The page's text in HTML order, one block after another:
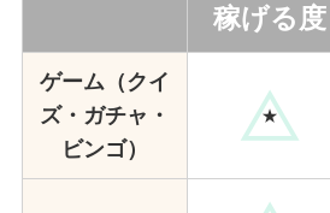
稼げる度
ゲーム（クイ
ズ・ガチャ・
ビンゴ）
★